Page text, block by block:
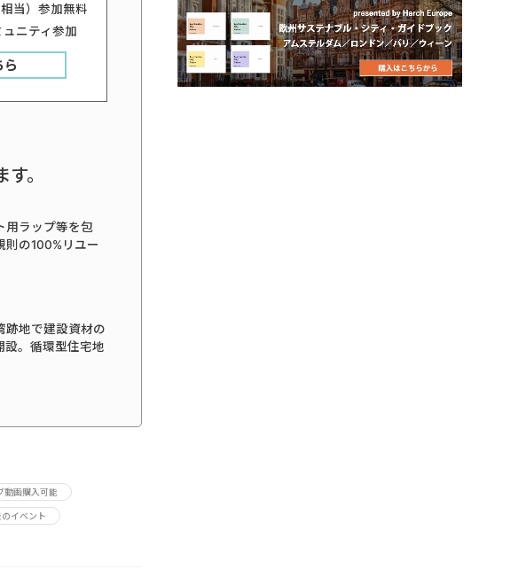
当）参加無料
ニティ参加
ら
。
用ラップ等を包
則の100%リユー
跡地で建設資材の
設。循環型住宅地
動画購入可能
イベント